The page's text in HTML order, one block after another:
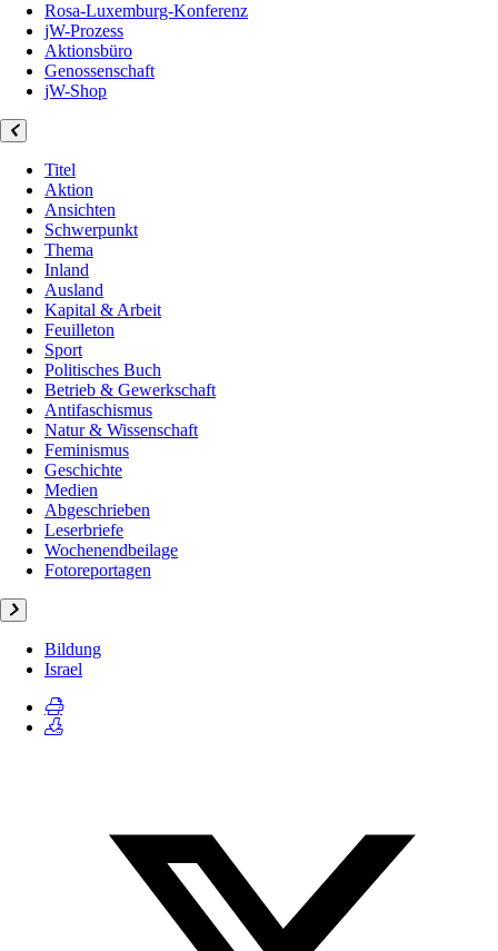
Rosa-Luxemburg-Konferenz
jW-Prozess
Aktionsbüro
Genossenschaft
jW-Shop
Titel
Aktion
Ansichten
Schwerpunkt
Thema
Inland
Ausland
Kapital & Arbeit
Feuilleton
Sport
Politisches Buch
Betrieb & Gewerkschaft
Antifaschismus
Natur & Wissenschaft
Feminismus
Geschichte
Medien
Abgeschrieben
Leserbriefe
Wochenendbeilage
Fotoreportagen
Bildung
Israel